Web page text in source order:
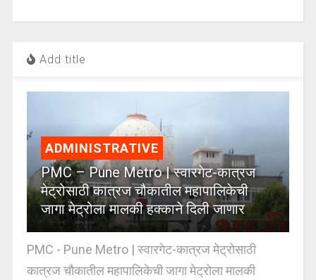
Add title
ADMINISTRATIVE
PMC – Pune Metro | स्वारगेट-कात्रज
मेट्रोसाठी कात्रज चौकातील महापालिकेची
जागा मेट्रोला मालकी हक्काने दिली जाणार
PMC - Pune Metro | स्वारगेट-कात्रज मेट्रोसाठी
कात्रज चौकातील महापालिकेची जागा मेट्रोला मालकी